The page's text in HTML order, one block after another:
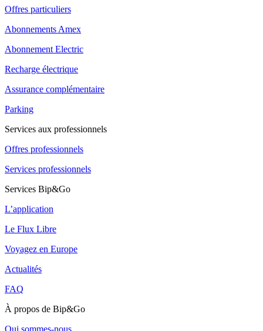
Offres particuliers
Abonnements Amex
Abonnement Electric
Recharge électrique
Assurance complémentaire
Parking
Services aux professionnels
Offres professionnels
Services professionnels
Services Bip&Go
L’application
Le Flux Libre
Voyagez en Europe
Actualités
FAQ
À propos de Bip&Go